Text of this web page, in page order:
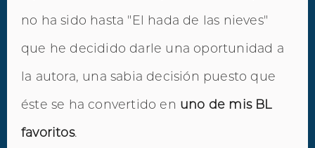
no ha sido hasta "El hada de las nieves"
que he decidido darle una oportunidad a
la autora, una sabia decisión puesto que
éste se ha convertido en uno de mis BL
favoritos.